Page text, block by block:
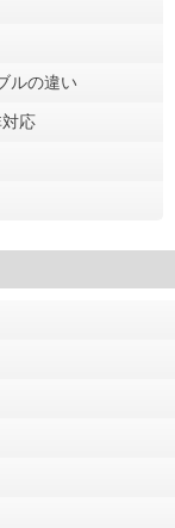
ルの違い
応